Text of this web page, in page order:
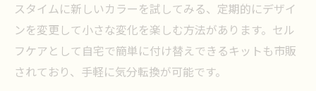
スタイムに新しいカラーを試してみる、定期的にデザイ
ンを変更して小さな変化を楽しむ方法があります。セル
フケアとして自宅で簡単に付け替えできるキットも市販
されており、手軽に気分転換が可能です。